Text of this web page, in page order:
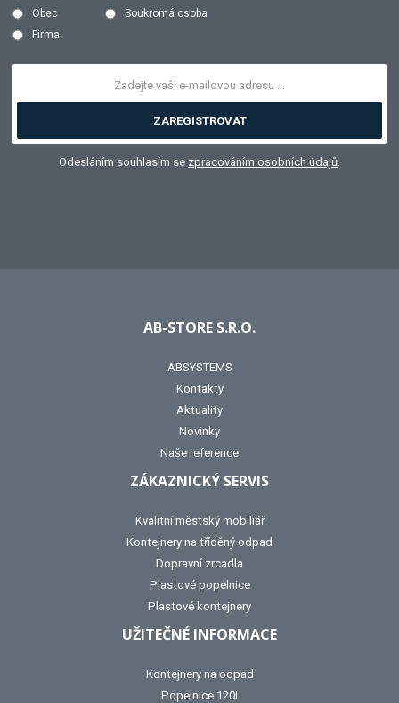
Obec
Soukromá osoba
Firma
ZAREGISTROVAT
Odesláním souhlasím se zpracováním osobních údajů
AB-STORE S.R.O.
ABSYSTEMS
Kontakty
Aktuality
Novinky
Naše reference
ZÁKAZNICKÝ SERVIS
Kvalitní městský mobiliář
Kontejnery na tříděný odpad
Dopravní zrcadla
Plastové popelnice
Plastové kontejnery
UŽITEČNÉ INFORMACE
Kontejnery na odpad
Popelnice 120l